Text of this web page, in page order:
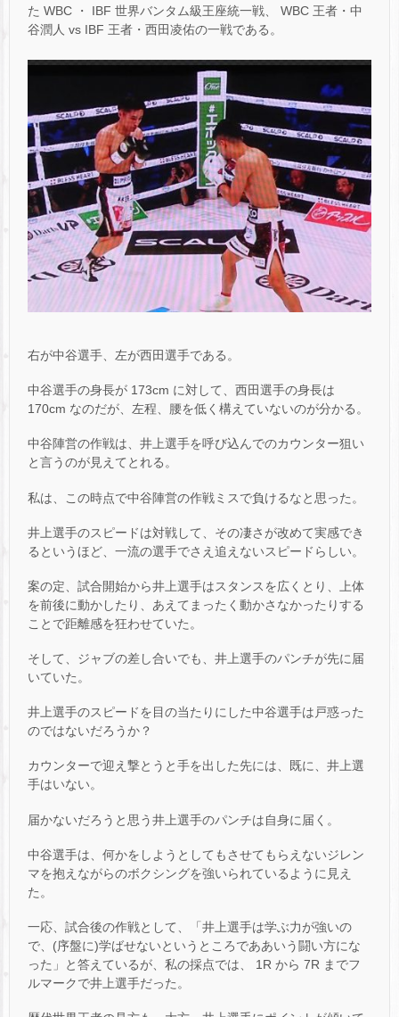
た WBC ・ IBF 世界バンタム級王座統一戦、 WBC 王者・中
谷潤人 vs IBF 王者・西田凌佑の一戦である。
右が中谷選手、左が西田選手である。
中谷選手の身長が 173cm に対して、西田選手の身長は
170cm なのだが、左程、腰を低く構えていないのが分かる。
中谷陣営の作戦は、井上選手を呼び込んでのカウンター狙い
と言うのが見えてとれる。
私は、この時点で中谷陣営の作戦ミスで負けるなと思った。
井上選手のスピードは対戦して、その凄さが改めて実感でき
るというほど、一流の選手でさえ追えないスピードらしい。
案の定、試合開始から井上選手はスタンスを広くとり、上体
を前後に動かしたり、あえてまったく動かさなかったりする
ことで距離感を狂わせていた。
そして、ジャブの差し合いでも、井上選手のパンチが先に届
いていた。
井上選手のスピードを目の当たりにした中谷選手は戸惑った
のではないだろうか？
カウンターで迎え撃とうと手を出した先には、既に、井上選
手はいない。
届かないだろうと思う井上選手のパンチは自身に届く。
中谷選手は、何かをしようとしてもさせてもらえないジレン
マを抱えながらのボクシングを強いられているように見え
た。
一応、試合後の作戦として、「井上選手は学ぶ力が強いの
で、(序盤に)学ばせないというところでああいう闘い方にな
った」と答えているが、私の採点では、 1R から 7R までフ
ルマークで井上選手だった。